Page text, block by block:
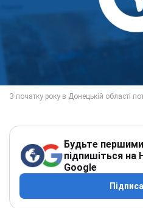
Будьте
підпишіться на
Google